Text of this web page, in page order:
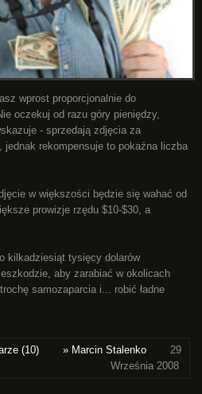
wprost proporcjonalnie do
oczekuj od razu góry pieniędzy,
- sprzedają zdjęcia za
jednak rekompensuje to pokaźna liczba
w większości będzie się wahać od
prowizje rzędu $10-$30, a
kilkadziesiąt tysięcy dolarów
aby zarabiać w okolicach
samozaparcia i... robić ładne
(10) » Marcin Stalenko
29
Września 2008